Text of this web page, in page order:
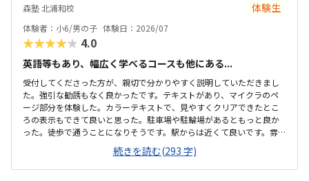
ているわけではありませんが、壁などで視線が分散しにくい工夫がさ
れており、集中しやすい雰囲気だと感じました。月4回（1回50分）で
約12,000円という料金は、我が家にとってはや...
森塾 北浦和校 体験生
体験者：小6/男の子 体験日：2026/07
★★★★★ 4.0
英語等もあり、幅広く学べるコースも他にある...
受付してくださった方が、親切で分かりやすく説明していただきまし
た。強引な勧誘もなく良かったです。テキストがあり、マイクラのペ
ージ部分を体験した。カラーテキストで、見やすくクリアできたとこ
ろの表示もできて良いと思った。駐車場や駐輪場があるともっと良か
った。徒歩で通うことになりそうです。駅からは近くて良いです。雰囲
気も良く、清潔感もあった。部屋が区切られていて、個人スペースも
確保されていて良かった。基本料金以外に、追加料金があまり無さそ
うで良かった。できれば、毎月1万以内で通いたいです。子供に熱心に
続きを読む(293 字)